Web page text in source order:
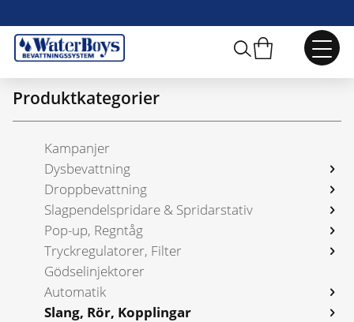
Webbshop / Slang, Rör, Kopplingar Polyetenslangs­kopplingar Sida 2
Produktkategorier
Kampanjer
Dysbevattning
Droppbevattning
Slagpendelspridare & Spridarstativ
Pop-up, Regntåg
Tryckregulatorer, Filter
Gödselinjektorer
Automatik
Slang, Rör, Kopplingar